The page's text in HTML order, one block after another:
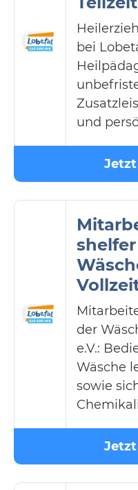
bei
und
der
e.V.:
Wäsche
sowie